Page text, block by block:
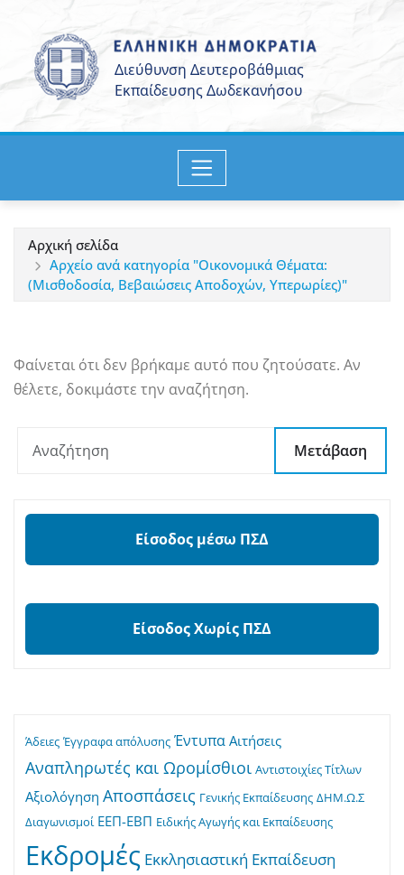
περιεχόμενο
Αρχική σελίδα
Αρχείο ανά κατηγορία "Οικονομικά Θέματα:
(Μισθοδοσία, Βεβαιώσεις Αποδοχών, Υπερωρίες)"
Φαίνεται ότι δεν βρήκαμε αυτό που ζητούσατε. Αν
θέλετε, δοκιμάστε την αναζήτηση.
Μετάβαση
Είσοδος μέσω ΠΣΔ
Είσοδος Χωρίς ΠΣΔ
Άδειες Έγγραφα απόλυσης Έντυπα Αιτήσεις
Αναπληρωτές και Ωρομίσθιοι Αντιστοιχίες Τίτλων
Αξιολόγηση Αποσπάσεις Γενικής Εκπαίδευσης ΔΗΜ.Ω.Σ
Διαγωνισμοί ΕΕΠ-ΕΒΠ Ειδικής Αγωγής και Εκπαίδευσης
Εκδρομές Εκκλησιαστική Εκπαίδευση